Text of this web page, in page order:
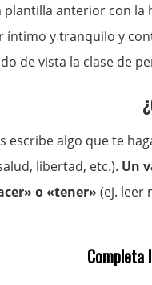
plantilla anterior con la
íntimo y tranquilo y
de vista la clase de
escribe algo que te
libertad, etc.). Un
o «tener» (ej. leer
Completa